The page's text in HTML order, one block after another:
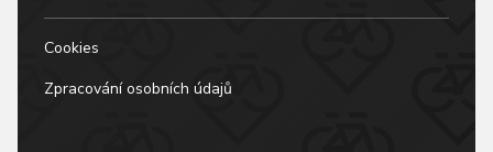
Cookies
Zpracování osobních údajů